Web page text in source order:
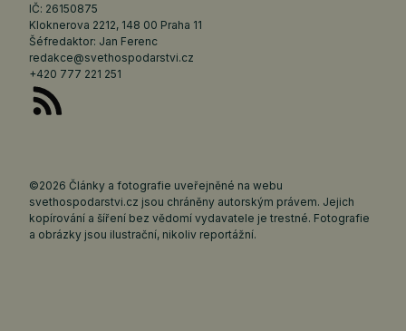
IČ: 26150875
Kloknerova 2212, 148 00 Praha 11
Šéfredaktor: Jan Ferenc
redakce@svethospodarstvi.cz
+420 777 221 251
©2026 Články a fotografie uveřejněné na webu
svethospodarstvi.cz jsou chráněny autorským právem. Jejich
kopírování a šíření bez vědomí vydavatele je trestné. Fotografie
a obrázky jsou ilustrační, nikoliv reportážní.